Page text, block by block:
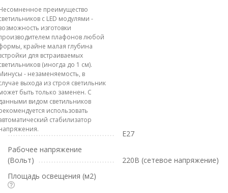
преимущество
с LED модулями -
изготовки
плафонов любой
крайне малая глубина
для встраиваемых
(иногда до 1 см).
- незаменяемость, в
выхода из строя светильник
быть только заменен. С
видом светильников
использовать
стабилизатор
E27
Рабочее напряжение
(Вольт)
220В (сетевое напряжение)
Площадь освещения (м2)